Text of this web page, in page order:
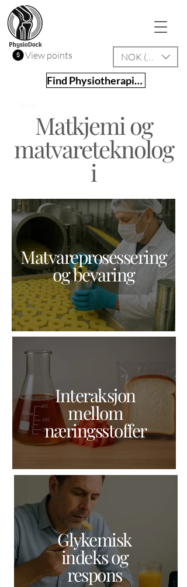
View points NOK (kr)
Find Physiotherapist
Matkjemi og
matvareteknolog
i
Matvareprosessering
og bevaring
Interaksjon
mellom
næringsstoffer
Glykemisk
indeks og
respons